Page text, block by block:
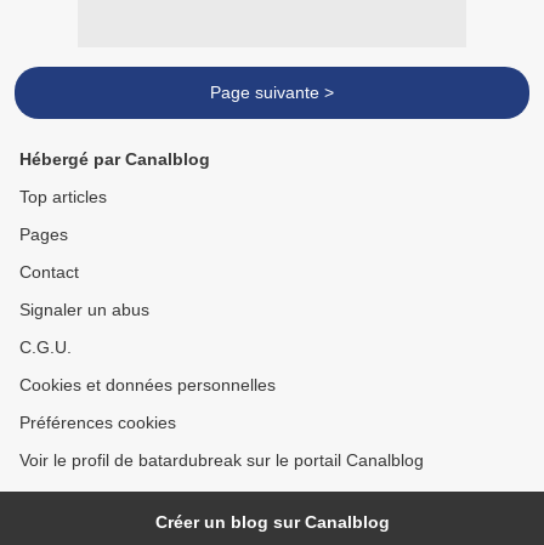
Page suivante >
Hébergé par Canalblog
Top articles
Pages
Contact
Signaler un abus
C.G.U.
Cookies et données personnelles
Préférences cookies
Voir le profil de batardubreak sur le portail Canalblog
Créer un blog sur Canalblog